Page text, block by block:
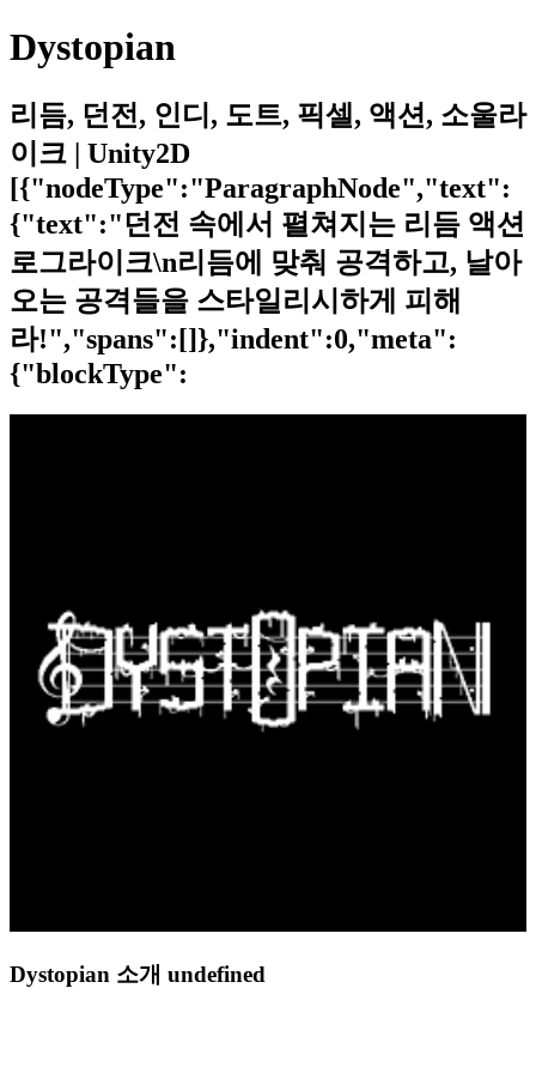
Dystopian
리듬, 던전, 인디, 도트, 픽셀, 액션, 소울라
이크 | Unity2D
[{"nodeType":"ParagraphNode","text":
{"text":"던전 속에서 펼쳐지는 리듬 액션
로그라이크\n리듬에 맞춰 공격하고, 날아
오는 공격들을 스타일리시하게 피해
라!","spans":[]},"indent":0,"meta":
{"blockType":
Dystopian 소개 undefined